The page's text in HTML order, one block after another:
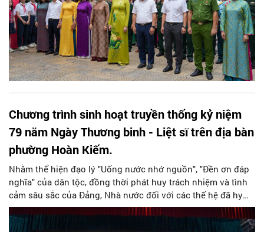
Chương trình sinh hoạt truyền thống kỷ niệm
79 năm Ngày Thương binh - Liệt sĩ trên địa bàn
phường Hoàn Kiếm.
Nhằm thể hiện đạo lý "Uống nước nhớ nguồn", "Đền ơn đáp
nghĩa" của dân tộc, đồng thời phát huy trách nhiệm và tình
cảm sâu sắc của Đảng, Nhà nước đối với các thế hệ đã hy
sinh xương máu vì Độc lập, Tự do của Tổ quốc.